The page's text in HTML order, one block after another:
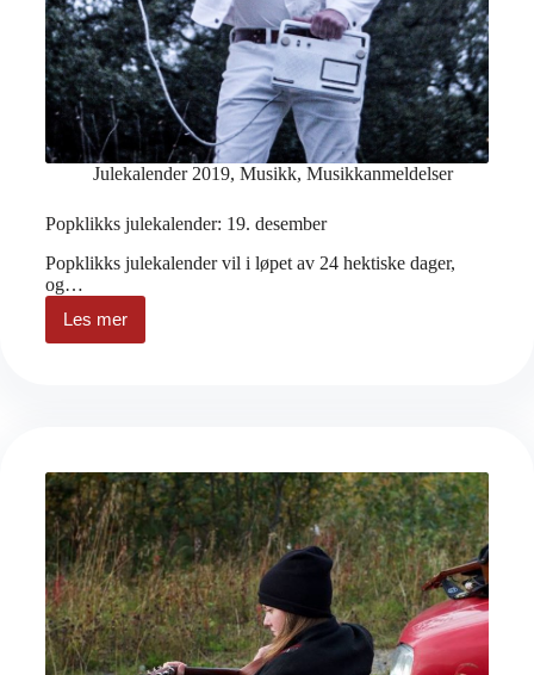
Julekalender 2019, Musikk, Musikkanmeldelser
Popklikks julekalender: 19. desember
Popklikks julekalender vil i løpet av 24 hektiske dager,
og…
Les merPopklikks
julekalender: